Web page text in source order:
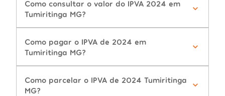
Como consultar o valor do IPVA 2024 em
Tumiritinga MG?
Como pagar o IPVA de 2024 em
Tumiritinga MG?
Como parcelar o IPVA de 2024 Tumiritinga
MG?